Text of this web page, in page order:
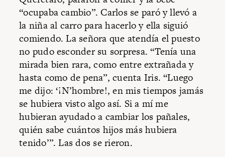
“ocupaba cambio”. Carlos se paró y llevó a
la niña al carro para hacerlo y ella siguió
comiendo. La señora que atendía el puesto
no pudo esconder su sorpresa. “Tenía una
mirada bien rara, como entre extrañada y
hasta como de pena”, cuenta Iris. “Luego
me dijo: ‘¡N’hombre!, en mis tiempos jamás
se hubiera visto algo así. Si a mí me
hubieran ayudado a cambiar los pañales,
quién sabe cuántos hijos más hubiera
tenido’”. Las dos se rieron.